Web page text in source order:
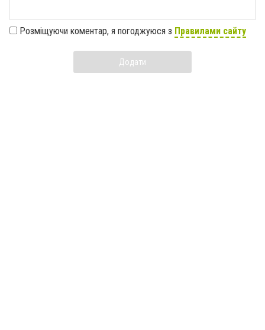
Розміщуючи коментар, я погоджуюся з Правилами сайту
Додати